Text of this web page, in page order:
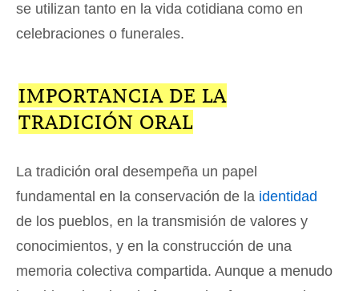
se utilizan tanto en la vida cotidiana como en
celebraciones o funerales.
IMPORTANCIA DE LA
TRADICIÓN ORAL
La tradición oral desempeña un papel
fundamental en la conservación de la identidad
de los pueblos, en la transmisión de valores y
conocimientos, y en la construcción de una
memoria colectiva compartida. Aunque a menudo